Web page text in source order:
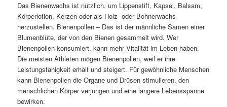
Das Bienenwachs ist nützlich, um Lippenstift, Kapsel, Balsam,
Körperlotion, Kerzen oder als Holz- oder Bohnerwachs
herzustellen. Bienenpollen – Das ist der männliche Samen einer
Blumenblüte, der von den Bienen gesammelt wird. Wer
Bienenpollen konsumiert, kann mehr Vitalität im Leben haben.
Die meisten Athleten mögen Bienenpollen, weil er ihre
Leistungsfähigkeit erhält und steigert. Für gewöhnliche Menschen
kann Bienenpollen die Organe und Drüsen stimulieren, den
menschlichen Körper verjüngen und eine längere Lebensspanne
bewirken.